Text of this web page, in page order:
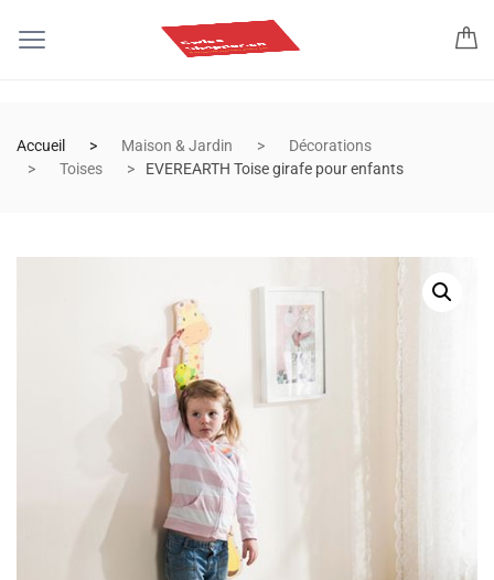
Accueil Maison & Jardin
Décorations
Toises
EVEREARTH Toise girafe pour enfants